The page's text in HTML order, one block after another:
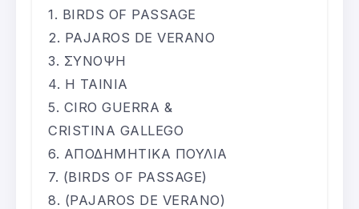
BIRDS OF PASSAGE
PAJAROS DE VERANO
ΣΥΝΟΨΗ
Η ΤΑΙΝΙΑ
CIRO GUERRA &
CRISTINA GALLEGO
ΑΠΟΔΗΜΗΤΙΚΑ ΠΟΥΛΙΑ
(BIRDS OF PASSAGE)
(PAJAROS DE VERANO)